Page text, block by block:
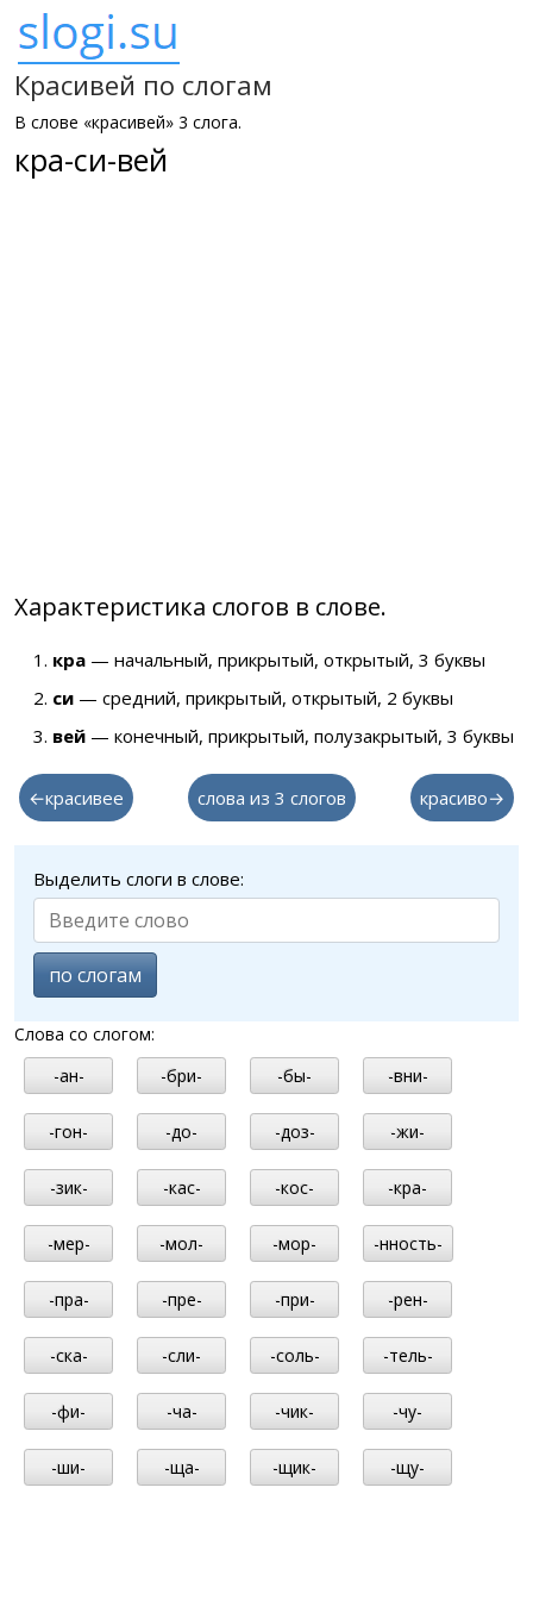
Красивей по слогам
В слове «красивей» 3 слога.
кра-си-вей
Характеристика слогов в слове.
кра — начальный, прикрытый, открытый, 3 буквы
си — средний, прикрытый, открытый, 2 буквы
вей — конечный, прикрытый, полузакрытый, 3 буквы
←красивее слова из 3 слогов красиво→
Выделить слоги в слове:
по слогам
Слова со слогом:
-ан-
-бри- -бы- -вни-
-гон- -до- -доз- -жи-
-зик- -кас- -кос- -кра-
-мер- -мол- -мор- -нность-
-пра- -пре- -при- -рен-
-ска- -сли- -соль- -тель-
-фи- -ча- -чик- -чу-
-ши- -ща- -щик- -щу-